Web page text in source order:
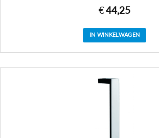
€44,25
IN WINKELWAGEN